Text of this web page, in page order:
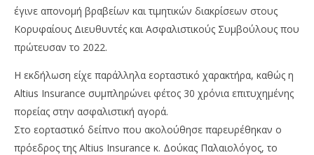
έγινε απονομή βραβείων και τιμητικών διακρίσεων στους
Κορυφαίους Διευθυντές και Ασφαλιστικούς Συμβούλους που
πρώτευσαν το 2022.
Η εκδήλωση είχε παράλληλα εορταστικό χαρακτήρα, καθώς η
Altius Insurance συμπληρώνει φέτος 30 χρόνια επιτυχημένης
πορείας στην ασφαλιστική αγορά.
Στο εορταστικό δείπνο που ακολούθησε παρευρέθηκαν ο
πρόεδρος της Altius Insurance κ. Δούκας Παλαιολόγος, το